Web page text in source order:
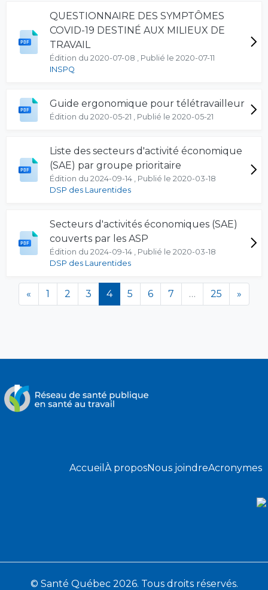
QUESTIONNAIRE DES SYMPTÔMES
COVID-19 DESTINÉ AUX MILIEUX DE
TRAVAIL
Édition du 2020-07-08 , Publié le 2020-07-11
INSPQ
Guide ergonomique pour télétravailleur
Édition du 2020-05-21 , Publié le 2020-05-21
Liste des secteurs d'activité économique
(SAE) par groupe prioritaire
Édition du 2024-09-14 , Publié le 2020-03-18
DSP des Laurentides
Secteurs d'activités économiques (SAE)
couverts par les ASP
Édition du 2024-09-14 , Publié le 2020-03-18
DSP des Laurentides
« 1 2 3 4(en cours)
5 6 7 … 25 »
Accueil À proposNous joindreAcronymes
© Santé Québec 2026. Tous droits réservés.